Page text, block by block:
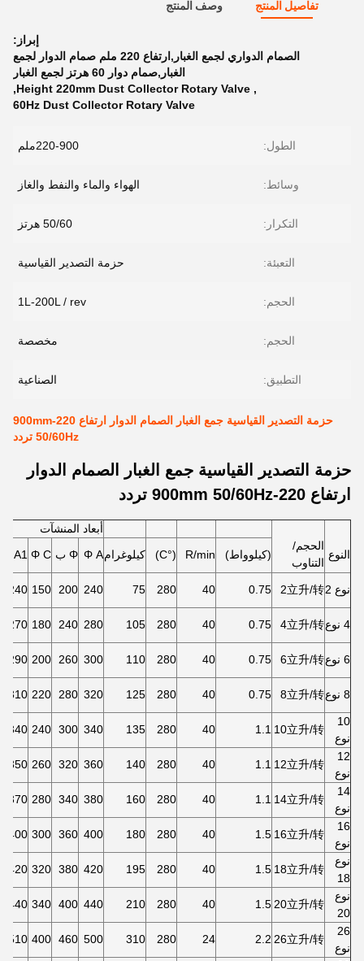
تفاصيل المنتج وصف المنتج
إبراز:
الصمام الدواري لجمع الغبار,ارتفاع 220 ملم صمام الدوار لجمع
الغبار,صمام دوار 60 هرتز لجمع الغبار
,
Height 220mm Dust Collector Rotary Valve
,
60Hz Dust Collector Rotary Valve
الطول: 220-900ملم
وسائط: الهواء والماء والنفط والغاز
التكرار: 50/60 هرتز
التعبئة: حزمة التصدير القياسية
الحجم: 1L-200L / rev
الحجم: مخصصة
التطبيق: الصناعية
حزمة التصدير القياسية جمع الغبار الصمام الدوار ارتفاع 220-900mm
50/60Hz تردد
حزمة التصدير القياسية جمع الغبار الصمام الدوار
ارتفاع 220-900mm 50/60Hz تردد
النوع
الحجم/
التناوب
أبعاد المنشآت
(كيلوواط)
R/min
(°C) كيلوغرامΦ A Φ ب Φ C
A1
نوع 2 2立升/转
0.75
40
280
75
240
200
150
240*240
4 نوع 4立升/转
0.75
40
280
105
280
240
180
270*270
6 نوع 6立升/转
0.75
40
280
110
300
260
200
290*290
8 نوع 8立升/转
0.75
40
280
125
320
280
220
310*310
10
نوع
10立升/转
1.1
40
280
135
340
300
240
340*340
12
نوع
12立升/转
1.1
40
280
140
360
320
260
350*350
14
نوع
14立升/转
1.1
40
280
160
380
340
280
370*370
16
نوع
16立升/转
1.5
40
280
180
400
360
300
400*400
نوع
18
18立升/转
1.5
40
280
195
420
380
320
420*420
نوع
20
20立升/转
1.5
40
280
210
440
400
340
440*440
26
نوع
26立升/转
2.2
24
280
310
500
460
400
510*510